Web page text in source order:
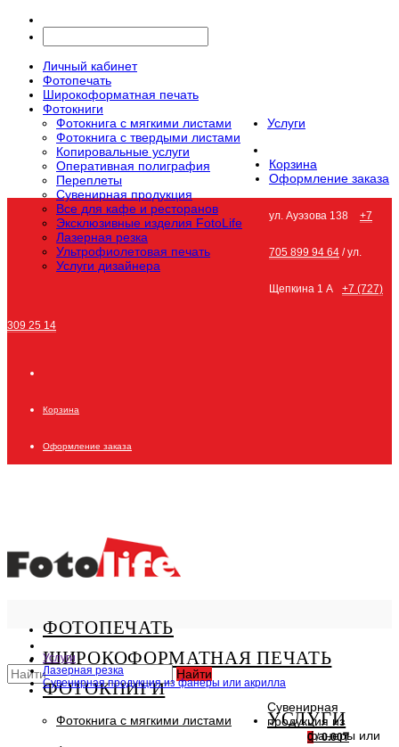
Личный кабинет
Фотопечать
Широкоформатная печать
Фотокниги
Фотокнига с мягкими листами
Фотокнига с твердыми листами
Услуги
Копировальные услуги
Оперативная полиграфия
Переплеты
Сувенирная продукция
Все для кафе и ресторанов
Эксклюзивные изделия FotoLife
Лазерная резка
Ультрофиолетовая печать
Услуги дизайнера
Корзина
Оформление заказа
ул. Ауэзова 138 +7
705 899 94 64 / ул.
Щепкина 1 А +7 (727)
309 25 14
Корзина
Оформление заказа
ФОТОПЕЧАТЬ
ШИРОКОФОРМАТНАЯ ПЕЧАТЬ
ФОТОКНИГИ
Фотокнига с мягкими листами УСЛУГИ
Найти
0 / 0.00₸
Услуги
Лазерная резка
Сувенирная продукция из фанеры или акрилла
Сувенирная
продукция из
фанеры или